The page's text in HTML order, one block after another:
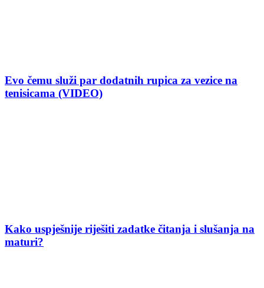
Evo čemu služi par dodatnih rupica za vezice na
tenisicama (VIDEO)
Kako uspješnije riješiti zadatke čitanja i slušanja na
maturi?